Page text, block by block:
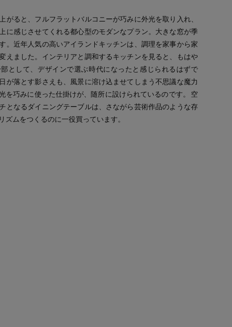
がると、フルフラットバルコニーが巧みに外光を取り入れ、
に感じさせてくれる都心型のモダンなプラン。大きな窓が季
。近年人気の高いアイランドキッチンは、調理を家事から家
えました。インテリアと調和するキッチンを見ると、もはや
として、デザインで選ぶ時代になったと感じられるはずで
が落とす影さえも、風景に溶け込ませてしまう不思議な魔力
を巧みに使った仕掛けが、随所に設けられているのです。 空
となるダイニングテーブルは、さながら芸術作品のような存
ズムをつくるのに一役買っています。